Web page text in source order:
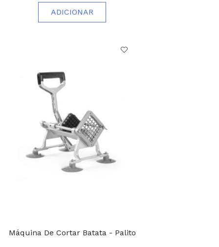
ADICIONAR
Máquina De Cortar Batata - Palito